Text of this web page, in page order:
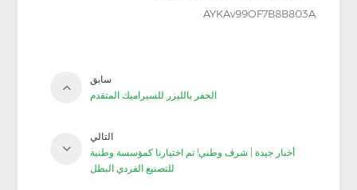
AYKAv99OF7B8B803A
سابق
الحفر بالليزر للسيراميك المتقدم
التالي
أخبار جيدة | شرف وطني! تم اختيارنا كمؤسسة وطنية
للتصنيع الفردي البطل